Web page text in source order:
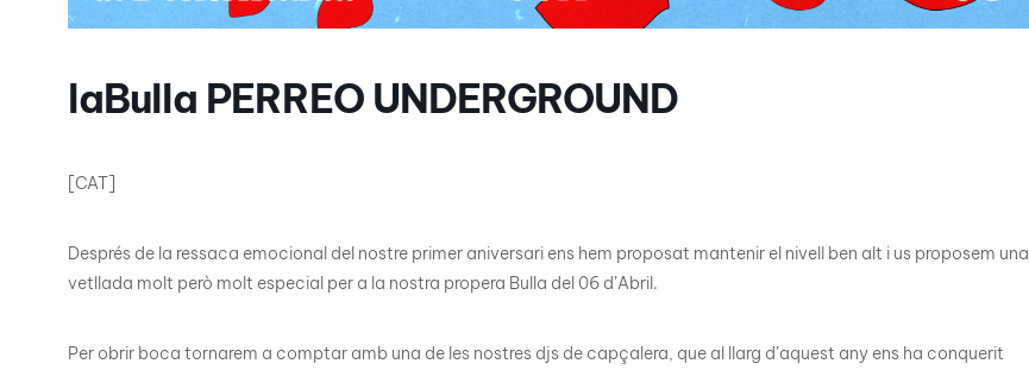
laBulla PERREO UNDERGROUND
[CAT]
Després de la ressaca emocional del nostre primer aniversari ens hem proposat mantenir el nivell ben alt i us proposem una
vetllada molt però molt especial per a la nostra propera Bulla del 06 d’Abril.
Per obrir boca tornarem a comptar amb una de les nostres djs de capçalera, que al llarg d’aquest any ens ha conquerit